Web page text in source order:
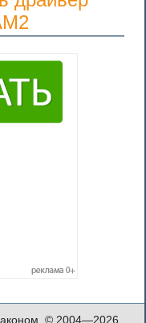
© 2004—2026